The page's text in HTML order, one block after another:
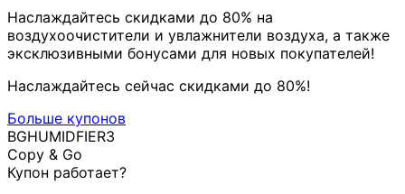
Наслаждайтесь скидками до 80% на
воздухоочистители и увлажнители воздуха, а также
эксклюзивными бонусами для новых покупателей!
Наслаждайтесь сейчас скидками до 80%!
Больше купонов
BGHUMIDFIER3
Copy & Go
Купон работает?